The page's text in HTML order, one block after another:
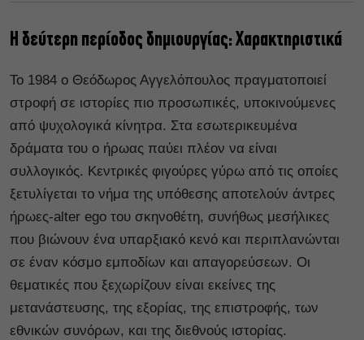
Η δεύτερη περίοδος δημιουργίας: Χαρακτηριστικά
Το 1984 ο Θεόδωρος Αγγελόπουλος πραγματοποιεί
στροφή σε ιστορίες πιο προσωπικές, υποκινούμενες
από ψυχολογικά κίνητρα. Στα εσωτερικευμένα
δράματα του ο ήρωας παύει πλέον να είναι
συλλογικός. Κεντρικές φιγούρες γύρω από τις οποίες
ξετυλίγεται το νήμα της υπόθεσης αποτελούν άντρες
ήρωες-alter ego του σκηνοθέτη, συνήθως μεσήλικες
που βιώνουν ένα υπαρξιακό κενό και περιπλανώνται
σε έναν κόσμο εμποδίων και απαγορεύσεων. Οι
θεματικές που ξεχωρίζουν είναι εκείνες της
μετανάστευσης, της εξορίας, της επιστροφής, των
εθνικών συνόρων, και της διεθνούς ιστορίας.